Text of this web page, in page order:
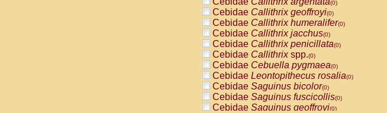
(0)
Cebidae Callithrix geoffroyi(0)
Cebidae Callithrix humeralifer(0)
Cebidae Callithrix jacchus(0)
Cebidae Callithrix penicillata(0)
Cebidae Callithrixspp.(0)
Cebidae Cebuella pygmaea(0)
Cebidae Leontopithecus rosalia(0)
Cebidae Saguinus bicolor(0)
Cebidae Saguinus fuscicollis(0)
Cebidae Saguinus geoffroyi(0)